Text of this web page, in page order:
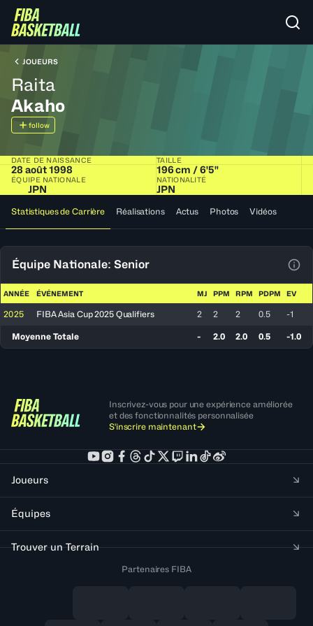
JOUEURS
Raita
Akaho
follow
DATE DE NAISSANCE
28 août 1998
TAILLE
196 cm / 6'5"
ÉQUIPE NATIONALE
JPN
NATIONALITÉ
JPN
Statistiques de Carrière Réalisations Actus Photos Vidéos
Équipe Nationale: Senior
ANNÉE ÉVÉNEMENT MJ PPM RPM PDPM EV
2025 FIBA Asia Cup 2025 Qualifiers 2 2 2 0.5 -1
Moyenne Totale - 2.0 2.0 0.5 -1.0
Inscrivez-vous pour une expérience améliorée
et des fonctionnalités personnalisée
S'inscrire maintenant
Joueurs
Équipes
Trouver un Terrain
Partenaires FIBA